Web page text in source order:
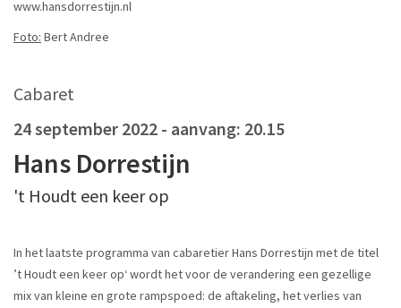
www.hansdorrestijn.nl
Foto: Bert Andree
Cabaret
24 september 2022 - aanvang: 20.15
Hans Dorrestijn
't Houdt een keer op
In het laatste programma van cabaretier Hans Dorrestijn met de titel
’t Houdt een keer op‘ wordt het voor de verandering een gezellige
mix van kleine en grote rampspoed: de aftakeling, het verlies van